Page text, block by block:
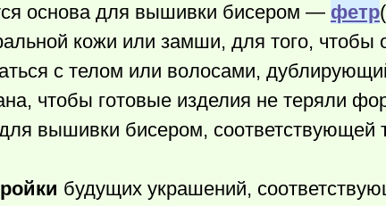
основа для вышивки бисером — фетр
кожи или замши, для того, чтобы
с телом или волосами,
чтобы готовые изделия не теряли
вышивки бисером, соответствующей
будущих украшений,